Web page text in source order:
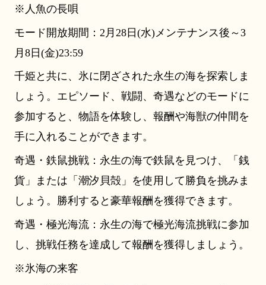
※人魚の長唄
モード開放期間：2月28日(水)メンテナンス後～3
月8日(金)23:59
千姫と共に、氷に閉ざされた永生の海を探索しま
しょう。エピソード、戦闘、奇遇などのモードに
参加すると、物語を体験し、報酬や海獣の仲間を
手に入れることができます。
奇遇・鉄鼠挑戦：永生の海で鉄鼠を見つけ、「銭
貨」または「潮汐貝殻」を使用して勝負を挑みま
しょう。勝利すると豪華報酬を獲得できます。
奇遇・極光海流：永生の海で極光海流挑戦に参加
し、挑戦任務を達成して報酬を獲得しましょう。
※氷海の来客